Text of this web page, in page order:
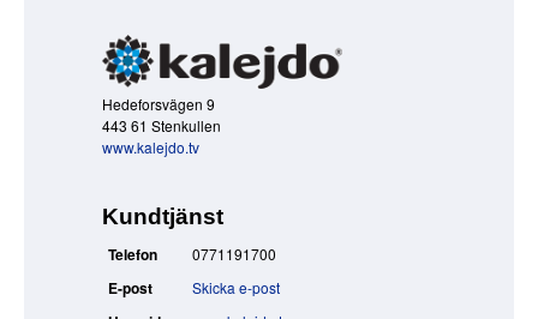
Hedeforsvägen 9
443 61 Stenkullen
www.kalejdo.tv
Kundtjänst
Telefon 0771191700
E-post Skicka e-post